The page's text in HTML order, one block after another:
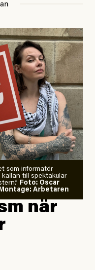
som informatör
till spektakulär
Foto: Oscar
Arbetaren
när